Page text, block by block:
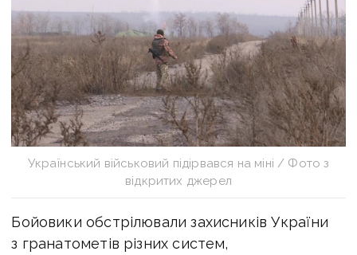
Український військовий підірвався на міні / Фото з
відкритих джерел
Бойовики обстрілювали захисників України
з гранатометів різних систем,